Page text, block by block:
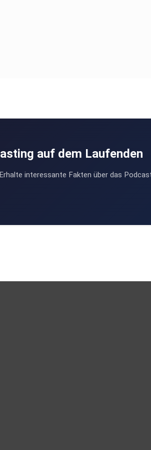
auf dem Laufenden
interessante Fakten über das